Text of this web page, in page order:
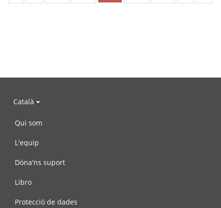
Català
Qui som
L'equip
Dóna'ns suport
Libro
Protecció de dades